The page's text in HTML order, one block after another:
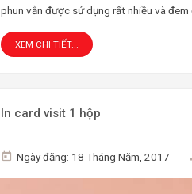
phun vẫn được sử dụng rất nhiều và
XEM CHI TIẾT...
In card visit 1 hộp
Ngày đăng: 18 Tháng Năm, 2017